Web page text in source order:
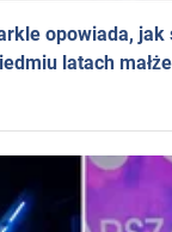
opowiada, jak
latach